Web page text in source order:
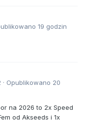
19 godzin
· Opublikowano 20
na 2026 to 2x Speed
od Akseeds i 1x